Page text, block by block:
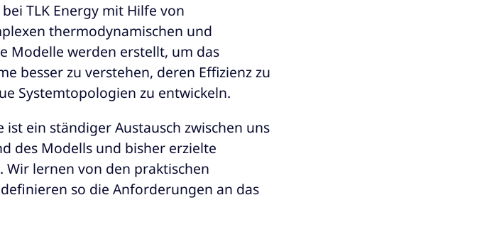
TLK Energy mit Hilfe von
thermodynamischen und
Modelle werden erstellt, um das
besser zu verstehen, deren Effizienz zu
Systemtopologien zu entwickeln.
ein ständiger Austausch zwischen uns
des Modells und bisher erzielte
lernen von den praktischen
so die Anforderungen an das